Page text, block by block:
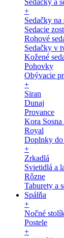
Sedačky a
+
Sedačky na
Sedacie
Rohové
Sedačky v
Kožené
Pohovky
Obývacie
+
Siran
Dunaj
Provance
Kora Sosna
Royal
Doplnky
+
Zrkadlá
Svietidlá a
Rôzne
Taburety a
Spálňa
+
Nočné
Postele
+